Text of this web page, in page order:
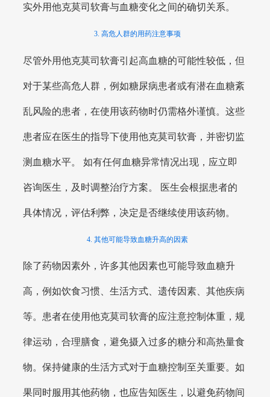
实外用他克莫司软膏与血糖变化之间的确切关系。
3. 高危人群的用药注意事项
尽管外用他克莫司软膏引起高血糖的可能性较低，但
对于某些高危人群，例如糖尿病患者或有潜在血糖紊
乱风险的患者，在使用该药物时仍需格外谨慎。这些
患者应在医生的指导下使用他克莫司软膏，并密切监
测血糖水平。 如有任何血糖异常情况出现，应立即
咨询医生，及时调整治疗方案。 医生会根据患者的
具体情况，评估利弊，决定是否继续使用该药物。
4. 其他可能导致血糖升高的因素
除了药物因素外，许多其他因素也可能导致血糖升
高，例如饮食习惯、生活方式、遗传因素、其他疾病
等。患者在使用他克莫司软膏的应注意控制体重，规
律运动，合理膳食，避免摄入过多的糖分和高热量食
物。保持健康的生活方式对于血糖控制至关重要。如
果同时服用其他药物，也应告知医生，以避免药物间